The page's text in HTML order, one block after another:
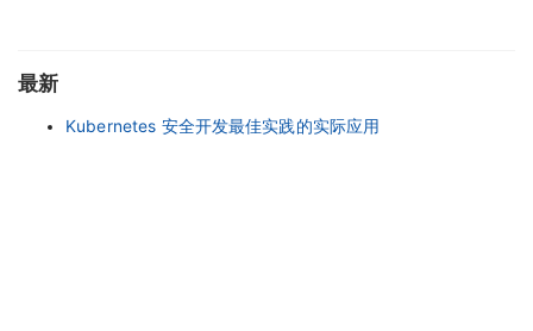
最新
Kubernetes 安全开发最佳实践的实际应用